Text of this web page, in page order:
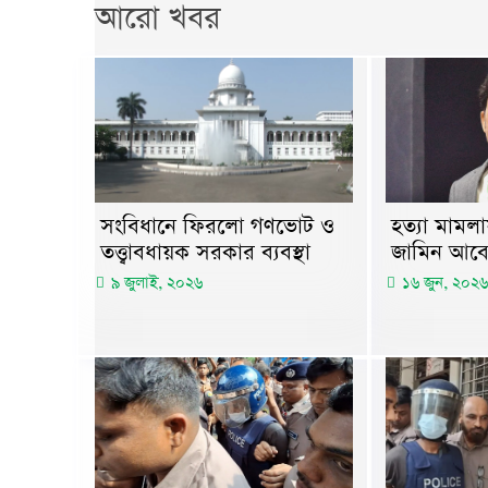
আরো খবর
সংবিধানে ফিরলো গণভোট ও
তত্ত্বাবধায়ক সরকার ব্যবস্থা
৯ জুলাই, ২০২৬
হত্যা
জামিন
১৬ জুন, ২০২৬